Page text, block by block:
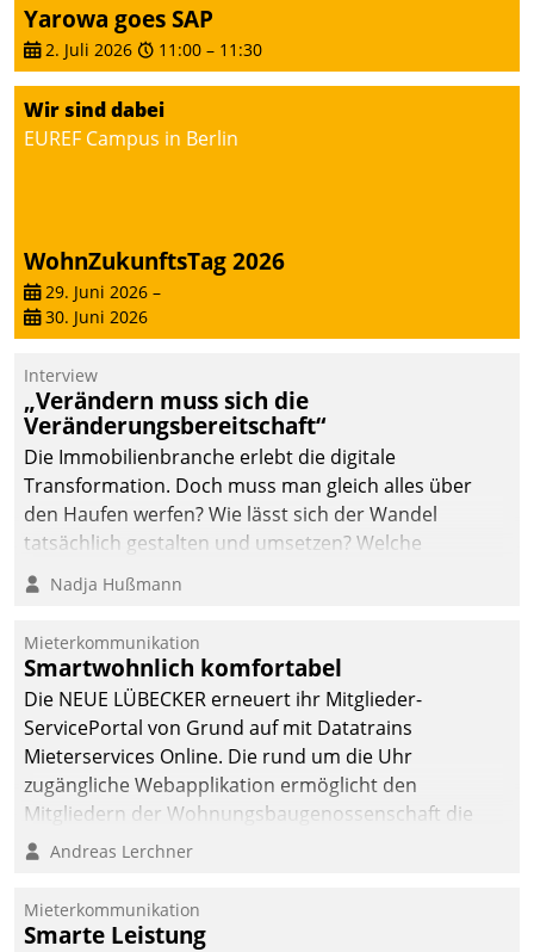
Yarowa goes SAP
2. Juli 2026 11:00 – 11:30
Wir sind dabei
EUREF Campus in Berlin
WohnZukunftsTag 2026
29. Juni 2026 –
30. Juni 2026
Interview
„Verändern muss sich die
Veränderungsbereitschaft“
Die Immobilienbranche erlebt die digitale
Transformation. Doch muss man gleich alles über
den Haufen werfen? Wie lässt sich der Wandel
tatsächlich gestalten und umsetzen? Welche
Argumente zählen wirklich?
Nadja Hußmann
Mieterkommunikation
Smartwohnlich komfortabel
Die NEUE LÜBECKER erneuert ihr Mitglieder-
ServicePortal von Grund auf mit Datatrains
Mieterservices Online. Die rund um die Uhr
zugängliche Webapplikation ermöglicht den
Mitgliedern der Wohnungs­bau­genossenschaft die
Kontaktaufnahme per Smartphone, Tablet oder PC.
Andreas Lerchner
Mieterkommunikation
Smarte Leistung